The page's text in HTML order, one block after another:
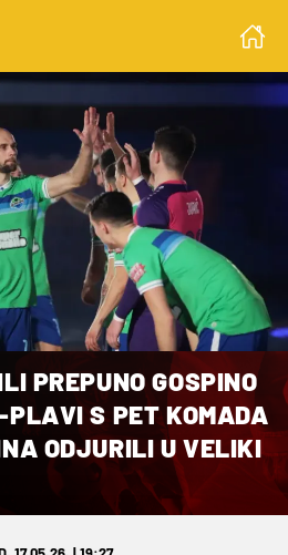
PREPUNO GOSPINO
S PET KOMADA
ODJURILI U VELIKI